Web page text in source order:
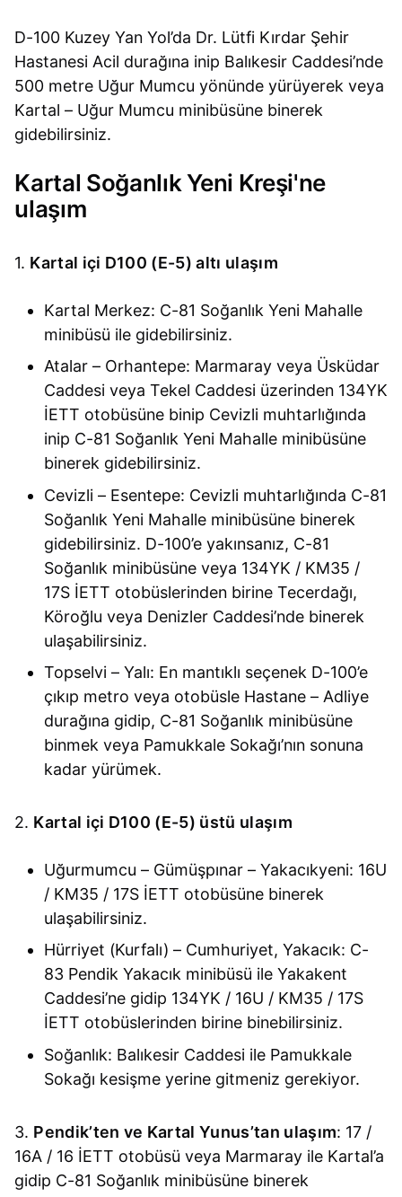
D-100 Kuzey Yan Yol’da Dr. Lütfi Kırdar Şehir
Hastanesi Acil durağına inip Balıkesir Caddesi’nde
500 metre Uğur Mumcu yönünde yürüyerek veya
Kartal – Uğur Mumcu minibüsüne binerek
gidebilirsiniz.
Kartal Soğanlık Yeni Kreşi'ne
ulaşım
1. Kartal içi D100 (E-5) altı ulaşım
Kartal Merkez: C-81 Soğanlık Yeni Mahalle
minibüsü ile gidebilirsiniz.
Atalar – Orhantepe: Marmaray veya Üsküdar
Caddesi veya Tekel Caddesi üzerinden 134YK
İETT otobüsüne binip Cevizli muhtarlığında
inip C-81 Soğanlık Yeni Mahalle minibüsüne
binerek gidebilirsiniz.
Cevizli – Esentepe: Cevizli muhtarlığında C-81
Soğanlık Yeni Mahalle minibüsüne binerek
gidebilirsiniz. D-100’e yakınsanız, C-81
Soğanlık minibüsüne veya 134YK / KM35 /
17S İETT otobüslerinden birine Tecerdağı,
Köroğlu veya Denizler Caddesi’nde binerek
ulaşabilirsiniz.
Topselvi – Yalı: En mantıklı seçenek D-100’e
çıkıp metro veya otobüsle Hastane – Adliye
durağına gidip, C-81 Soğanlık minibüsüne
binmek veya Pamukkale Sokağı’nın sonuna
kadar yürümek.
2. Kartal içi D100 (E-5) üstü ulaşım
Uğurmumcu – Gümüşpınar – Yakacıkyeni: 16U
/ KM35 / 17S İETT otobüsüne binerek
ulaşabilirsiniz.
Hürriyet (Kurfalı) – Cumhuriyet, Yakacık: C-
83 Pendik Yakacık minibüsü ile Yakakent
Caddesi’ne gidip 134YK / 16U / KM35 / 17S
İETT otobüslerinden birine binebilirsiniz.
Soğanlık: Balıkesir Caddesi ile Pamukkale
Sokağı kesişme yerine gitmeniz gerekiyor.
3. Pendik’ten ve Kartal Yunus’tan ulaşım: 17 /
16A / 16 İETT otobüsü veya Marmaray ile Kartal’a
gidip C-81 Soğanlık minibüsüne binerek